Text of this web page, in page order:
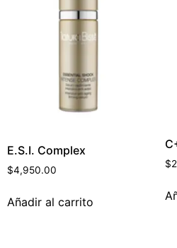
E.S.I. Complex
$4,950.00
Añadir al carrito
$